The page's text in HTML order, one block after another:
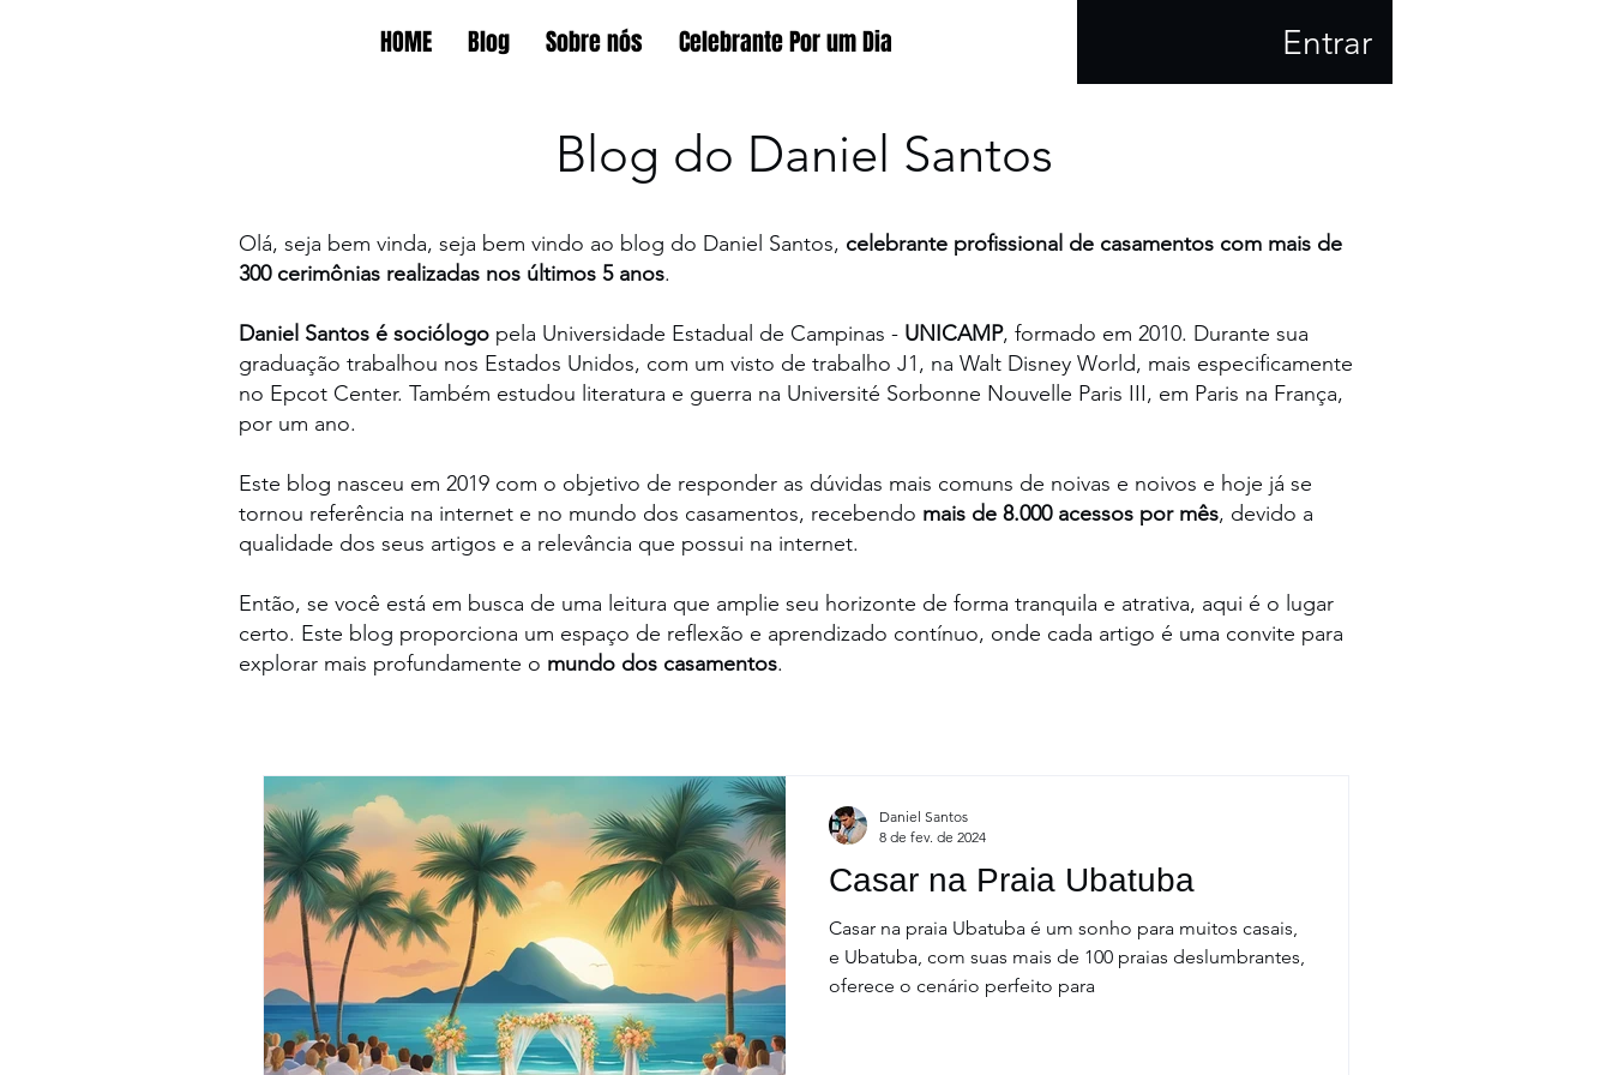
HOME Blog Sobre nós Celebrante Por um Dia Entrar
Blog do Daniel Santos
Olá, seja bem vinda, seja bem vindo ao blog do Daniel Santos, celebrante profissional de casamentos com mais de
300 cerimônias realizadas nos últimos 5 anos.
Daniel Santos é sociólogo pela Universidade Estadual de Campinas - UNICAMP, formado em 2010. Durante sua
graduação trabalhou nos Estados Unidos, com um visto de trabalho J1, na Walt Disney World, mais especificamente
no Epcot Center. Também estudou literatura e guerra na Université Sorbonne Nouvelle Paris III, em Paris na França,
por um ano.
Este blog nasceu em 2019 com o objetivo de responder as dúvidas mais comuns de noivas e noivos e hoje já se
tornou referência na internet e no mundo dos casamentos, recebendo mais de 8.000 acessos por mês, devido a
qualidade dos seus artigos e a relevância que possui na internet.
Então, se você está em busca de uma leitura que amplie seu horizonte de forma tranquila e atrativa, aqui é o lugar
certo. Este blog proporciona um espaço de reflexão e aprendizado contínuo, onde cada artigo é uma convite para
explorar mais profundamente o mundo dos casamentos.
Casar na Praia Ubatuba
Casar na praia Ubatuba é um sonho para muitos casais,
e Ubatuba, com suas mais de 100 praias deslumbrantes,
oferece o cenário perfeito para
Daniel Santos
8 de fev. de 2024